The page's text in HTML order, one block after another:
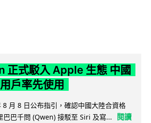
正式駁入 Apple 生態 中國
戶率先使用
月 8 日公布指引，確認中國大陸合資格
巴巴千問 (Qwen) 接駁至 Siri 及寫...
閱讀